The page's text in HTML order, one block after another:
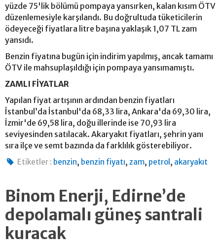
yüzde 75'lik bölümü pompaya yansırken, kalan kısım ÖTV
düzenlemesiyle karşılandı. Bu doğrultuda tüketicilerin
ödeyeceği fiyatlara litre başına yaklaşık 1,07 TL zam
yansıdı.
Benzin fiyatına bugün için indirim yapılmış, ancak tamamı
ÖTV ile mahsuplaşıldığı için pompaya yansımamıştı.
ZAMLI FİYATLAR
Yapılan fiyat artışının ardından benzin fiyatları
İstanbul’da İstanbul'da 68,33 lira, Ankara'da 69,30 lira,
İzmir'de 69,58 lira, doğu illerinde ise 70,93 lira
seviyesinden satılacak. Akaryakıt fiyatları, şehrin yanı
sıra ilçe ve semt bazında da farklılık gösterebiliyor.
Etiketler : benzin, benzin fiyatı, zam, petrol , akaryakıt
Binom Enerji, Edirne’de
depolamalı güneş santrali
kuracak